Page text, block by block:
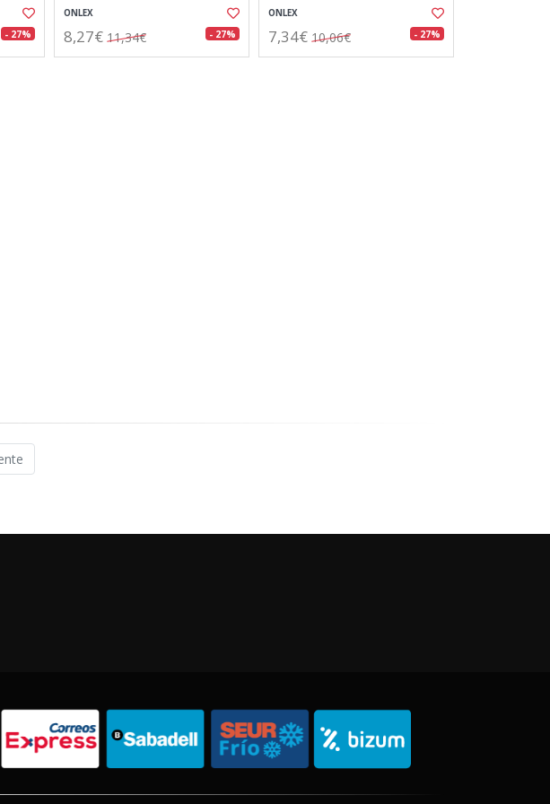
- 27%
ONLEX
8,27€ 11,34€ - 27%
ONLEX
7,34€ 10,06€ - 27%